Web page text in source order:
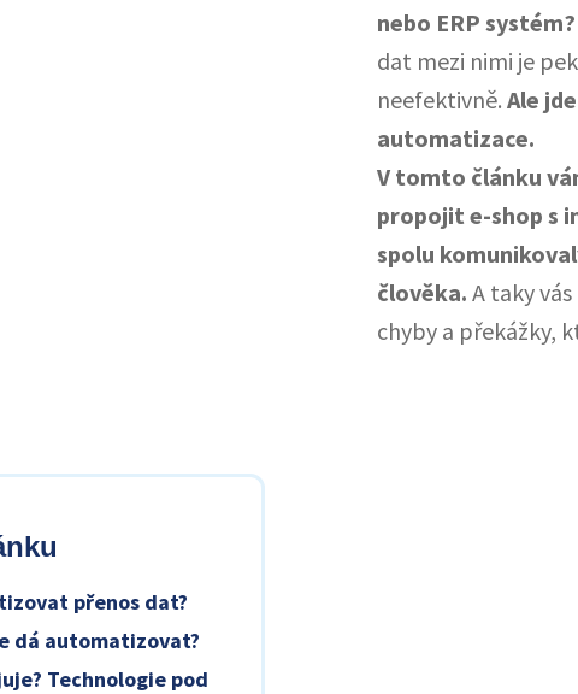
nebo ERP systém?
dat mezi nimi je
neefektivně. Ale
automatizace.
V tomto článku
propojit e-shop s
spolu
člověka. A taky
chyby a překážky,
přenos dat?
dá automatizovat?
Technologie pod